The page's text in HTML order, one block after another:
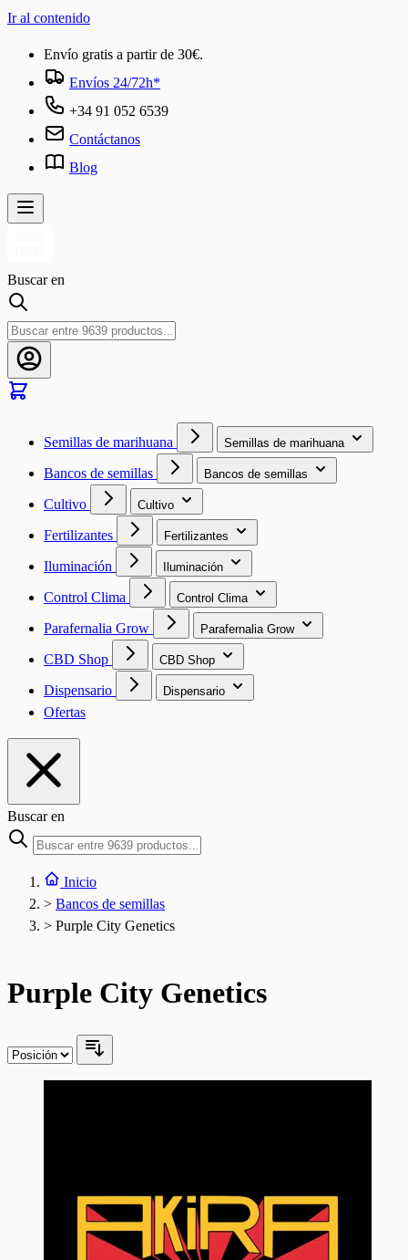
Ir al contenido
Envío gratis a partir de 30€.
Envíos 24/72h*
+34 91 052 6539
Contáctanos
Blog
Buscar en
Semillas de marihuana Semillas de marihuana
Bancos de semillas Bancos de semillas
Cultivo Cultivo
Fertilizantes Fertilizantes
Iluminación Iluminación
Control Clima Control Clima
Parafernalia Grow Parafernalia Grow
CBD Shop CBD Shop
Dispensario Dispensario
Ofertas
Buscar en
Inicio
> Bancos de semillas
> Purple City Genetics
Purple City Genetics